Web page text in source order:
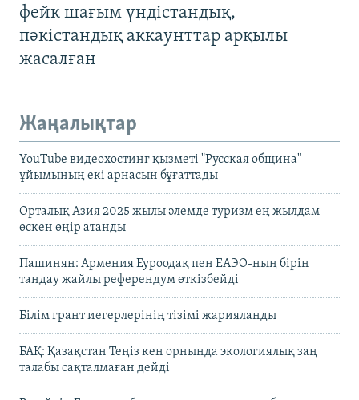
фейк шағым үндістандық,
пәкістандық аккаунттар арқылы
жасалған
Жаңалықтар
YouTube видеохостинг қызметі "Русская община"
ұйымының екі арнасын бұғаттады
Орталық Азия 2025 жылы әлемде туризм ең жылдам
өскен өңір атанды
Пашинян: Армения Еуроодақ пен ЕАЭО-ның бірін
таңдау жайлы референдум өткізбейді
Білім грант иегерлерінің тізімі жарияланды
БАҚ: Қазақстан Теңіз кен орнында экологиялық заң
талабы сақталмаған дейді